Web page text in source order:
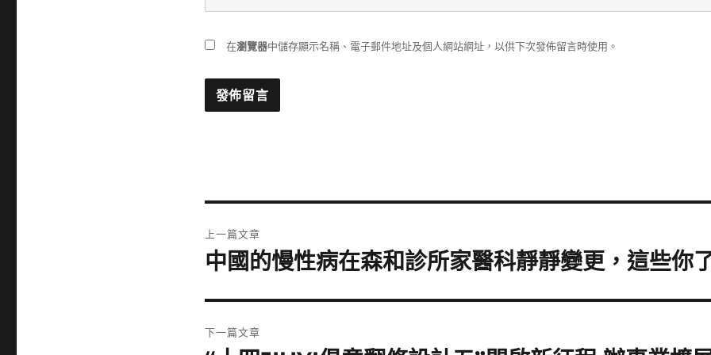
在瀏覽器中儲存顯示名稱、電子郵件地址及個人網站網址，以供下次發佈留言時使用。
章
上一篇文章
上
篇
文
中國的慢性病在森和診所家醫科靜靜變更，這些你
下一篇文章